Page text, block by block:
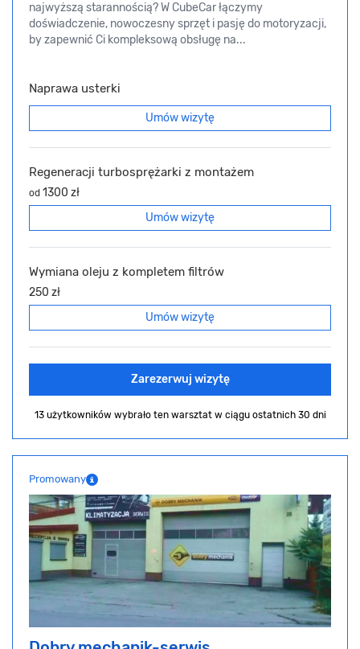
najwyższą starannością? W CubeCar łączymy
doświadczenie, nowoczesny sprzęt i pasję do motoryzacji,
by zapewnić Ci kompleksową obsługę na...
Naprawa usterki
Umów wizytę
Regeneracji turbosprężarki z montażem
od 1300 zł
Umów wizytę
Wymiana oleju z kompletem filtrów
250 zł
Umów wizytę
Zarezerwuj wizytę
13 użytkowników wybrało ten warsztat w ciągu ostatnich 30 dni
Promowany